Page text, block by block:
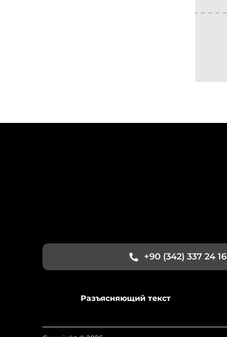
+90 (342) 337 24 16
Разъясняющий текст